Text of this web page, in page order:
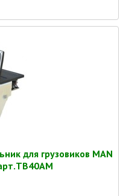
для грузовиков MAN